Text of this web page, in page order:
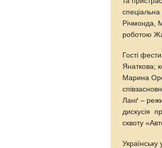
Річмонда,
роботою
Гості
Янаткова;
Марина
Ланґ –
дискусія
сквоту
Українську